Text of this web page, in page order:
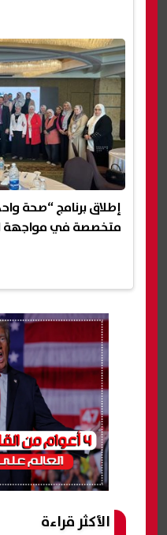
إطلاق برنامج “صحة
متخصصة في مواجهة
الأكثر قراءة